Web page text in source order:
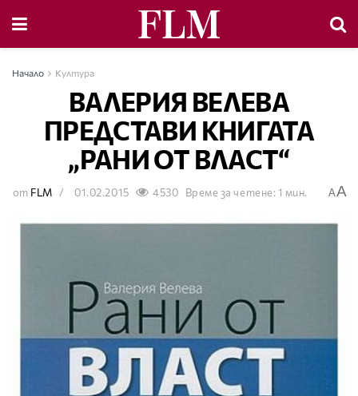
Начало Култура
ВАЛЕРИЯ ВЕЛЕВА
ПРЕДСТАВИ КНИГАТА
„РАНИ ОТ ВЛАСТ“
от FLM 01.02.2015 4530 Време за четене: 1 мин. AA